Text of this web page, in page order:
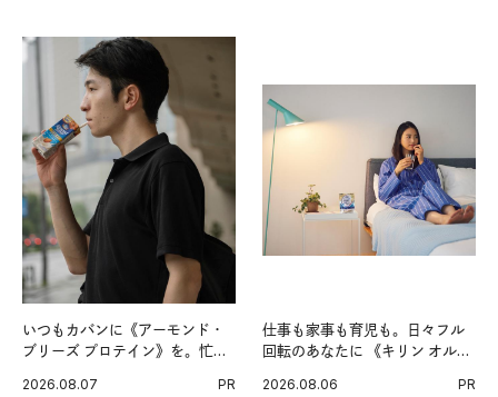
いつもカバンに《アーモンド・
ブリーズ プロテイン》を。忙し
グ習慣。
2026.08.07 PR
仕事も家事も育児も。日々フル
回転のあなたに 《キリン オルニ
2026.08.06 PR